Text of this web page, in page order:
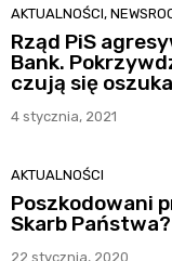
AKTUALNOŚCI,
Rząd PiS
Bank.
czują się
4 stycznia, 2021
AKTUALNOŚCI
Poszkodowani
Skarb Państwa?
22 stycznia, 2020